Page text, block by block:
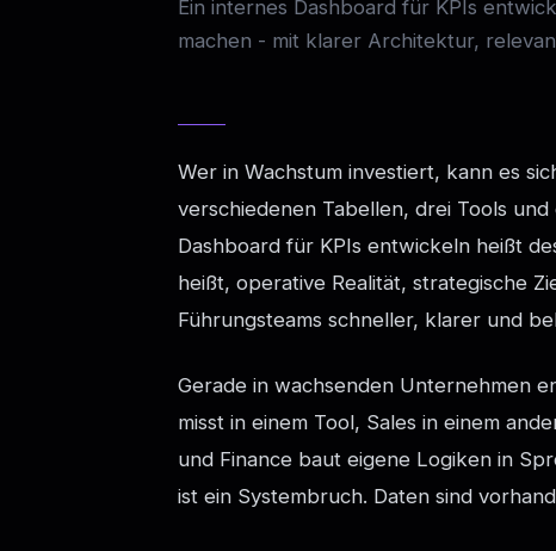
Ein internes Dashboard für KPIs
machen - mit klarer Architektur,
Wer in Wachstum investiert, kann es
verschiedenen Tabellen, drei Tools
Dashboard für KPIs entwickeln heißt
heißt, operative Realität, strategische
Führungsteams schneller, klarer und
Gerade in wachsenden Unternehmen
misst in einem Tool, Sales in einem
und Finance baut eigene Logiken in
ist ein Systembruch. Daten sind